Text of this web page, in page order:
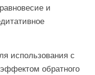
и
использования с
обратного